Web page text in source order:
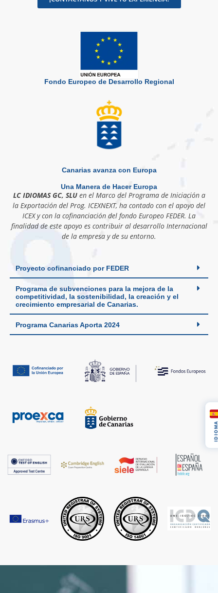
Fondo Europeo de Desarrollo Regional
Canarias avanza con Europa
Una Manera de Hacer Europa
LC IDIOMAS GC, SLUen el Marco del Programa de Iniciación a
la Exportación del Prog. ICEXNEXT, ha contado con el apoyo del
ICEX y con la cofinanciación del fondo Europeo FEDER. La
finalidad de este apoyo es contribuir al desarrollo Internacional
de la empresa y de su entorno.
Proyecto cofinanciado por FEDER
Programa de subvenciones para la mejora de la
competitividad, la sostenibilidad, la creación y el
crecimiento empresarial de Canarias.
Programa Canarias Aporta 2024
IDIOMA